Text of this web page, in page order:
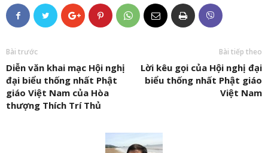
Bài trước
Diễn văn khai mạc Hội nghị
đại biểu thống nhất Phật
giáo Việt Nam của Hòa
thượng Thích Trí Thủ
Bài tiếp theo
Lời kêu gọi của Hội nghị đại
biểu thống nhất Phật giáo
Việt Nam